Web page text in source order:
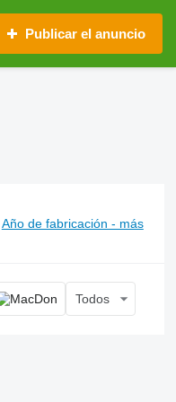
Publicar el anuncio
Año de fabricación - más
Todos